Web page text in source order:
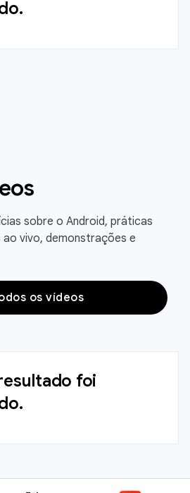
sobre o Android, práticas
vivo, demonstrações e
os vídeos
foi